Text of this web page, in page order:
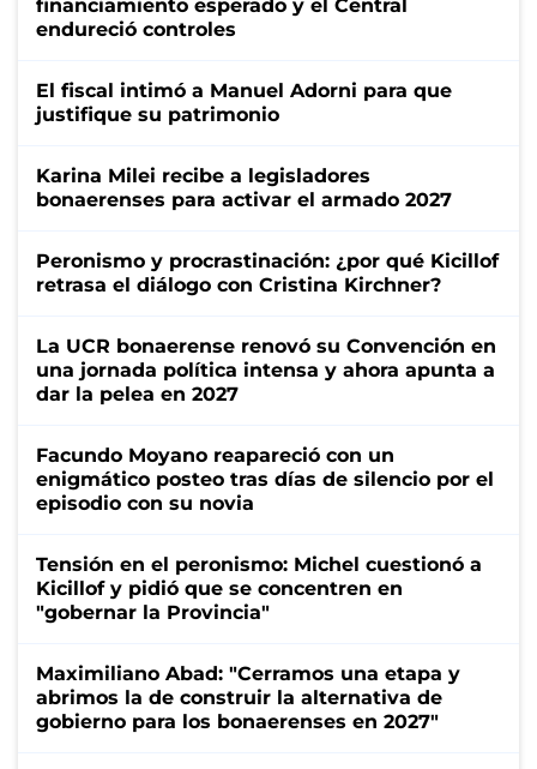
financiamiento esperado y el Central
endureció controles
El fiscal intimó a Manuel Adorni para que
justifique su patrimonio
Karina Milei recibe a legisladores
bonaerenses para activar el armado 2027
Peronismo y procrastinación: ¿por qué Kicillof
retrasa el diálogo con Cristina Kirchner?
La UCR bonaerense renovó su Convención en
una jornada política intensa y ahora apunta a
dar la pelea en 2027
Facundo Moyano reapareció con un
enigmático posteo tras días de silencio por el
episodio con su novia
Tensión en el peronismo: Michel cuestionó a
Kicillof y pidió que se concentren en
"gobernar la Provincia"
Maximiliano Abad: "Cerramos una etapa y
abrimos la de construir la alternativa de
gobierno para los bonaerenses en 2027"